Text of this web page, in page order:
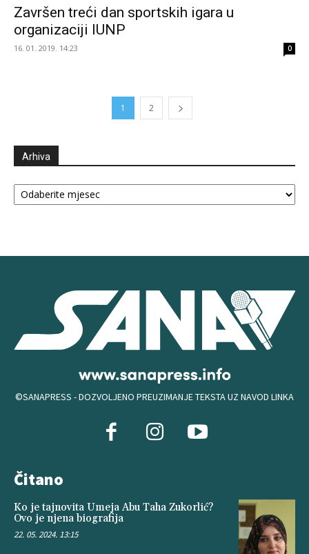
Završen treći dan sportskih igara u
organizaciji IUNP
16. 01. 2019. 14:23 0
1 2
Arhiva
Arhiva
©SANAPRESS - DOZVOLJENO PREUZIMANJE TEKSTA UZ NAVOD LINKA
Čitano
Ko je tajnovita Umeja Abu Taha Zukorlić?
Ovo je njena biografija
22. 05. 2024. 13:15